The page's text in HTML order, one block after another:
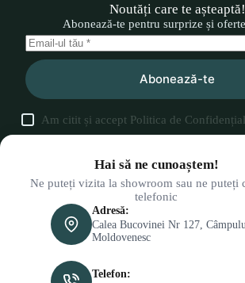
Noutăți care te așteaptă!
Abonează-te pentru surprize și
Abonează-te
Am citit și accept Politica de
Hai să ne cunoaștem!
Ne puteți vizita la showroom sau ne puteți
telefonic
Adresă:
Calea Bucovinei Nr 127,
Moldovenesc
Telefon: